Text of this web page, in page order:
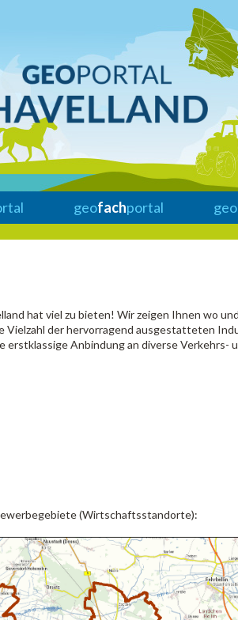
geofachportal geo
hat viel zu bieten! Wir zeigen Ihnen wo
Vielzahl der hervorragend ausgestatteten
erstklassige Anbindung an diverse Verkehrs-
(Wirtschaftsstandorte):